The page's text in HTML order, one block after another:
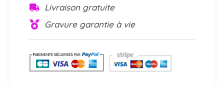
Livraison gratuite
Gravure garantie à vie